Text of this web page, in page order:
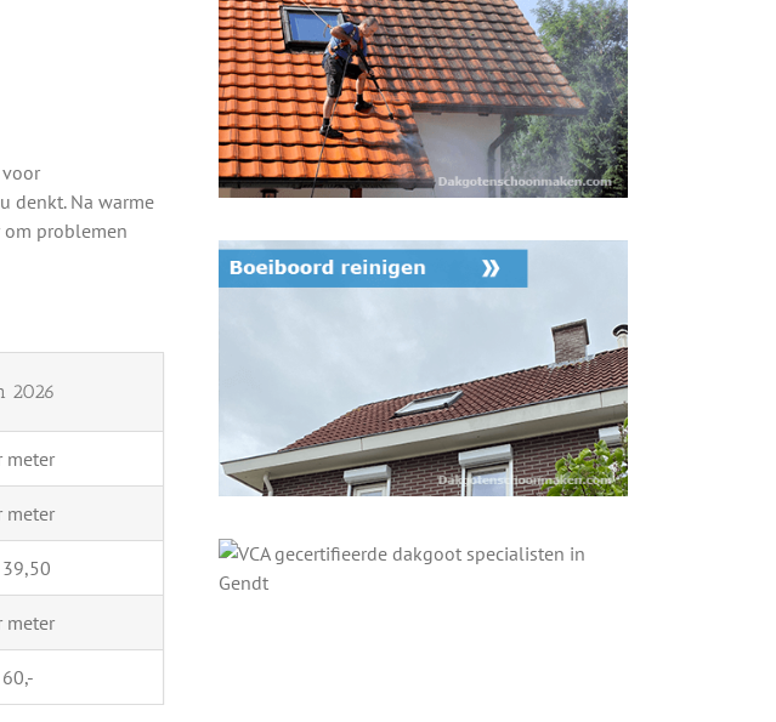
denkt. Na warme
om problemen
2026
meter
meter
meter